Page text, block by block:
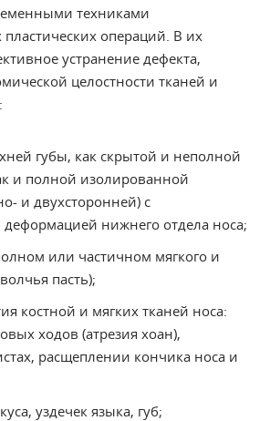
техниками
операций. В их
устранение дефекта,
целостности тканей и
губы, как скрытой и неполной
и полной изолированной
и двухсторонней) с
деформацией нижнего отдела носа;
или частичном мягкого и
пасть);
костной и мягких тканей носа:
ходов (атрезия хоан),
расщеплении кончика носа и
уздечек языка, губ;